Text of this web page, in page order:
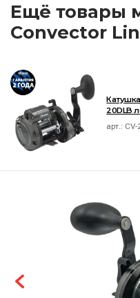
Ещё товары
Convector
20DLB
арт.: